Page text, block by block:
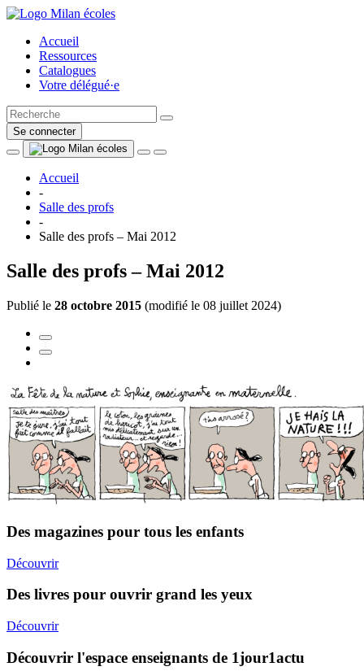
Accueil
Ressources
Catalogues
Votre délégué·e
Se connecter
Accueil
-
Salle des profs
-
Salle des profs – Mai 2012
Salle des profs – Mai 2012
Publié le 28 octobre 2015 (modifié le 08 juillet 2024)
Des magazines pour tous les enfants
Découvrir
Des livres pour ouvrir grand les yeux
Découvrir
Découvrir l'espace enseignants de 1jour1actu